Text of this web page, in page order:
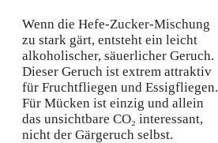
Wenn die Hefe-Zucker-Mischung
zu stark gärt, entsteht ein leicht
alkoholischer, säuerlicher Geruch.
Dieser Geruch ist extrem attraktiv
für Fruchtfliegen und Essigfliegen.
Für Mücken ist einzig und allein
das unsichtbare CO₂ interessant,
nicht der Gärgeruch selbst.